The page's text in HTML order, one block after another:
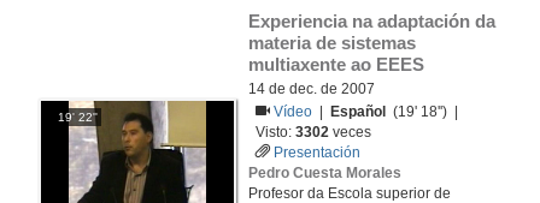
19' 22''
Experiencia na adaptación da
materia de sistemas
multiaxente ao EEES
14 de dec. de 2007
Vídeo
Español
(19' 18'') |
Visto:3302 veces
Presentación
Pedro Cuesta Morales
Profesor da Escola superior de